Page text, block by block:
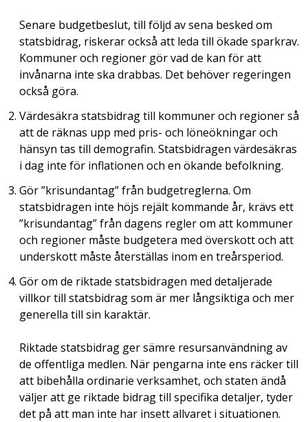
Senare budgetbeslut, till följd av sena besked om
statsbidrag, riskerar också att leda till ökade sparkrav.
Kommuner och regioner gör vad de kan för att
invånarna inte ska drabbas. Det behöver regeringen
också göra.
Värdesäkra statsbidrag till kommuner och regioner så
att de räknas upp med pris- och löneökningar och
hänsyn tas till demografin. Statsbidragen värdesäkras
i dag inte för inflationen och en ökande befolkning.
Gör ”krisundantag” från budgetreglerna. Om
statsbidragen inte höjs rejält kommande år, krävs ett
”krisundantag” från dagens regler om att kommuner
och regioner måste budgetera med överskott och att
underskott måste återställas inom en treårsperiod.
Gör om de riktade statsbidragen med detaljerade
villkor till statsbidrag som är mer långsiktiga och mer
generella till sin karaktär.
Riktade statsbidrag ger sämre resursanvändning av
de offentliga medlen. När pengarna inte ens räcker till
att bibehålla ordinarie verksamhet, och staten ändå
väljer att ge riktade bidrag till specifika detaljer, tyder
det på att man inte har insett allvaret i situationen.